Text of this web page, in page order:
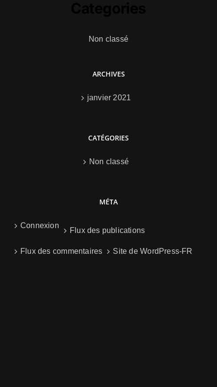
Non classé
ARCHIVES
janvier 2021
CATÉGORIES
Non classé
MÉTA
Connexion
Flux des publications
Flux des commentaires Site de WordPress-FR